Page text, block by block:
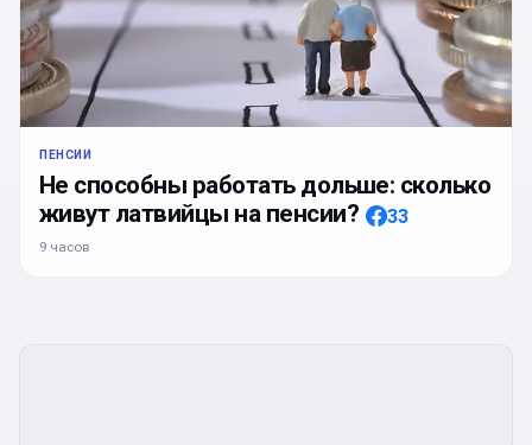
ПЕНСИИ
Не способны работать дольше: сколько
живут латвийцы на пенсии?
33
9 часов